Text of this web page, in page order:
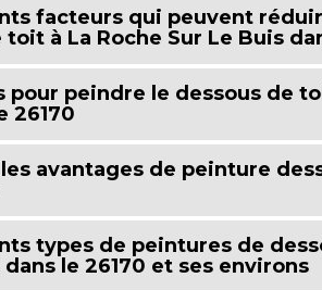
facteurs qui peuvent
à La Roche Sur Le Buis
pour peindre le dessous de
26170
avantages de peinture
types de peintures de
dans le 26170 et ses environs